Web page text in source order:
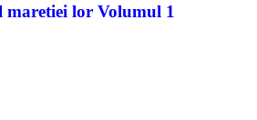
maretiei lor Volumul 1